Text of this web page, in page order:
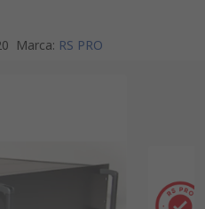
Marca: RS PRO